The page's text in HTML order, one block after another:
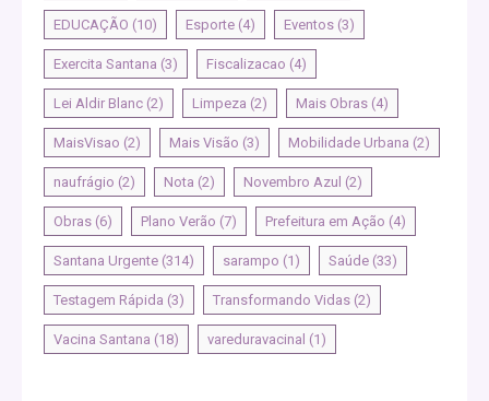
EDUCAÇÃO (10) Esporte (4) Eventos (3)
Exercita Santana (3) Fiscalizacao (4)
Lei Aldir Blanc (2) Limpeza (2) Mais Obras (4)
MaisVisao (2) Mais Visão (3) Mobilidade Urbana (2)
naufrágio (2) Nota (2) Novembro Azul (2)
Obras (6) Plano Verão (7) Prefeitura em Ação (4)
Santana Urgente (314) sarampo (1) Saúde (33)
Testagem Rápida (3) Transformando Vidas (2)
Vacina Santana (18) vareduravacinal (1)